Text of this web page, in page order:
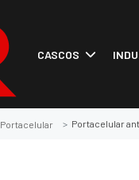
CASCOS
Portacelular Portacelular